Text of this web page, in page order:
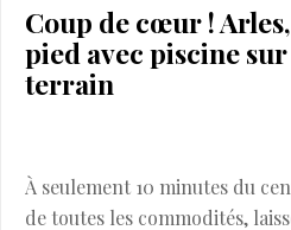
Coup de cœur !
pied avec piscine sur
terrain
À seulement 10 minutes du
de toutes les commodités,